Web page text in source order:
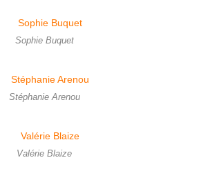
Sophie Buquet
Stéphanie Arenou
Valérie Blaize